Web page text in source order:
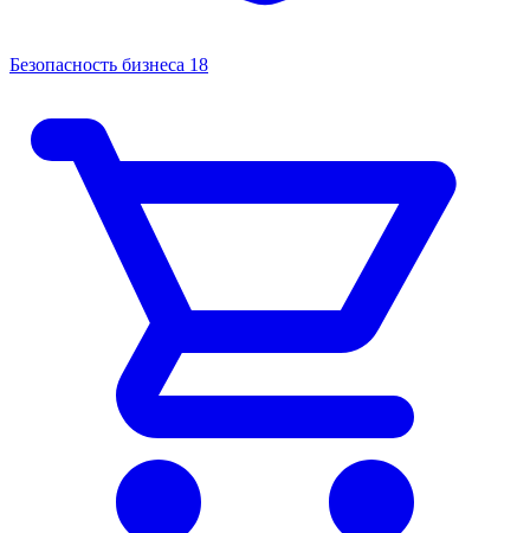
Безопасность бизнеса 18